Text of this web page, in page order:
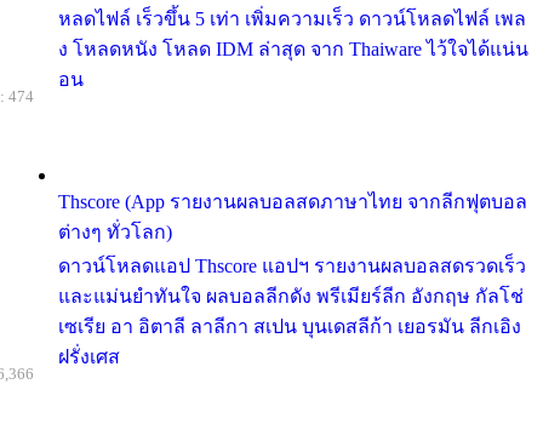
หลดไฟล์ เร็วขึ้น 5 เท่า เพิ่มความเร็ว ดาวน์โหลดไฟล์ เพล
ง โหลดหนัง โหลด IDM ล่าสุด จาก Thaiware ไว้ใจได้แน่น
อน
Thscore (App รายงานผลบอลสดภาษาไทย จากลีกฟุตบอล
ต่างๆ ทั่วโลก)
ดาวน์โหลดแอป Thscore แอปฯ รายงานผลบอลสดรวดเร็ว
และแม่นยำทันใจ ผลบอลลีกดัง พรีเมียร์ลีก อังกฤษ กัลโช่
เซเรีย อา อิตาลี ลาลีกา สเปน บุนเดสลีก้า เยอรมัน ลีกเอิง
ฝรั่งเศส
474